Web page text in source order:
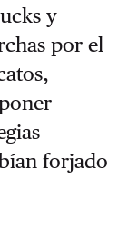
y
por el
forjado